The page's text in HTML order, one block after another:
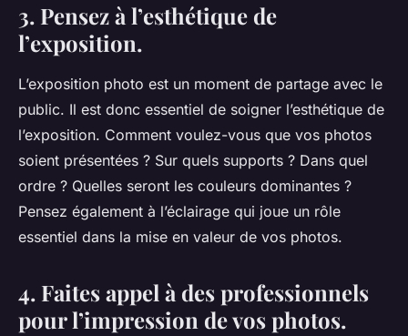
3. Pensez à l’esthétique de
l’exposition.
L’exposition photo est un moment de partage avec le
public. Il est donc essentiel de soigner l’esthétique de
l’exposition. Comment voulez-vous que vos photos
soient présentées ? Sur quels supports ? Dans quel
ordre ? Quelles seront les couleurs dominantes ?
Pensez également à l’éclairage qui joue un rôle
essentiel dans la mise en valeur de vos photos.
4. Faites appel à des professionnels
pour l’impression de vos photos.